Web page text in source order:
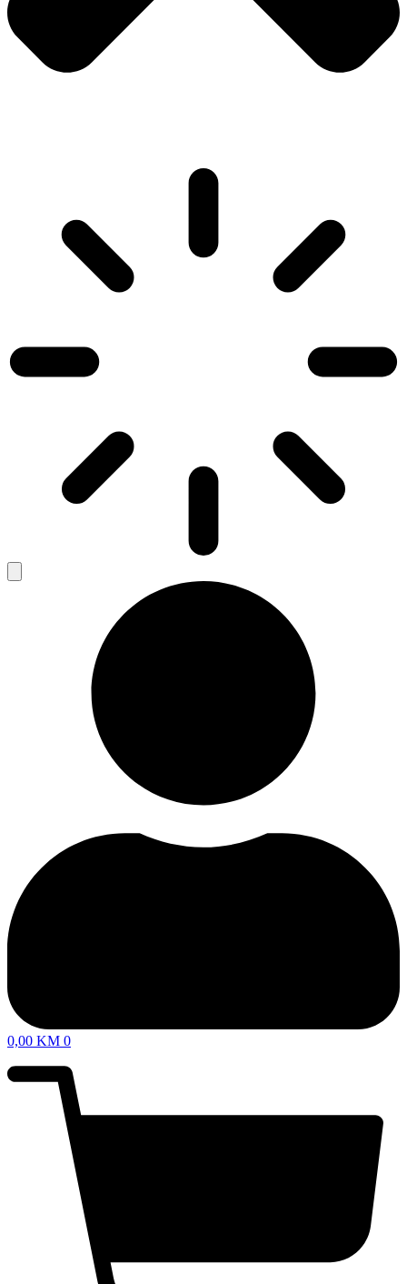
0,00 KM 0